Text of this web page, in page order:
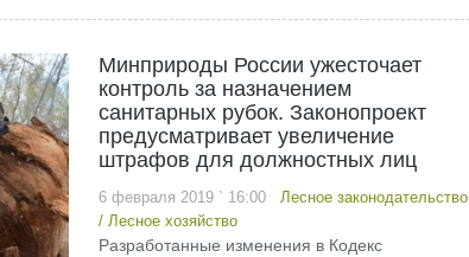
Минприроды России ужесточает
контроль за назначением
санитарных рубок. Законопроект
предусматривает увеличение
штрафов для должностных лиц
6 февраля 2019 ` 16:00 Лесное законодательство
/ Лесное хозяйство
Разработанные изменения в Кодекс